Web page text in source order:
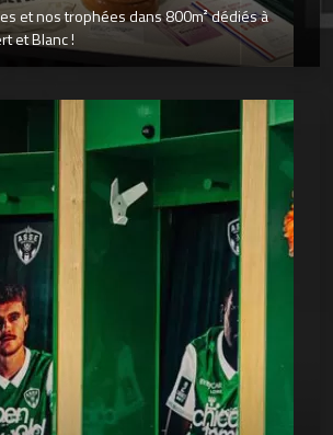
et nos trophées dans 800m² dédiés à
et Blanc !